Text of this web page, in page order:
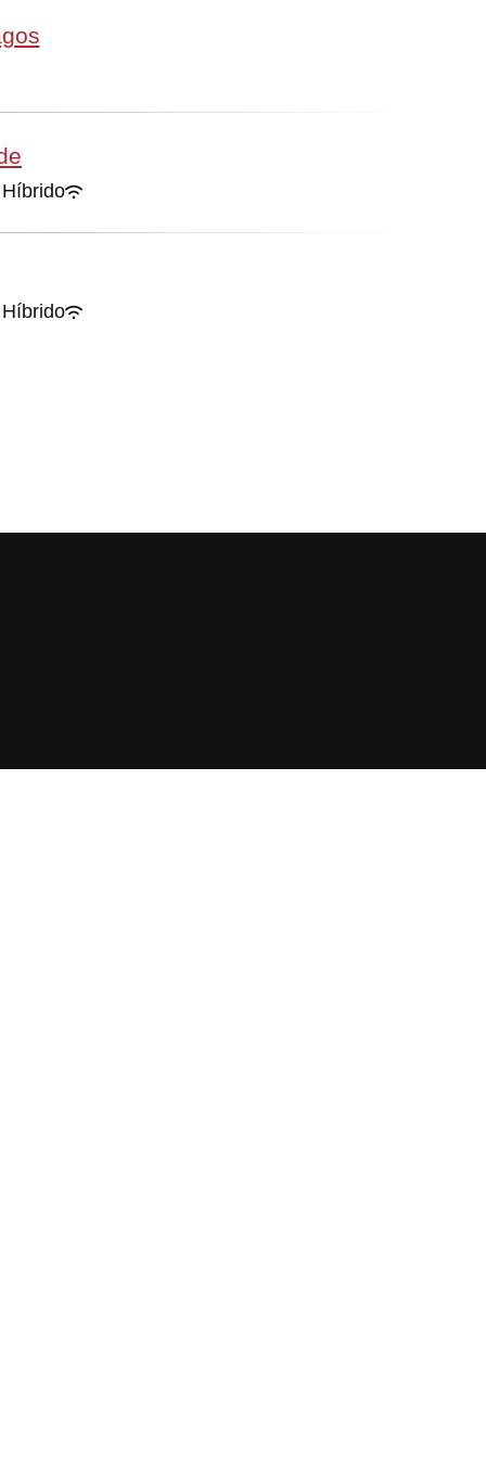
Híbrido
Híbrido